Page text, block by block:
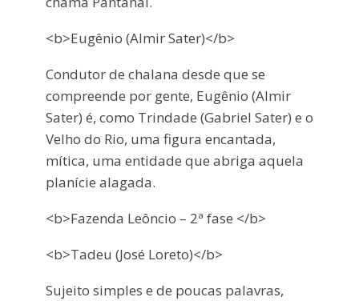
<b>Eugênio (Almir Sater)</b>
Condutor de chalana desde que se
compreende por gente, Eugênio (Almir
Sater) é, como Trindade (Gabriel Sater) e o
Velho do Rio, uma figura encantada,
mítica, uma entidade que abriga aquela
planície alagada.
<b>Fazenda Leôncio – 2ª fase </b>
<b>Tadeu (José Loreto)</b>
Sujeito simples e de poucas palavras,